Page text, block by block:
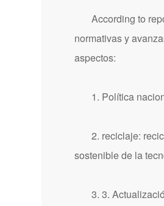
According to
normativas y
aspectos:
1. Política
2. reciclaje:
sostenible de la
3. 3.